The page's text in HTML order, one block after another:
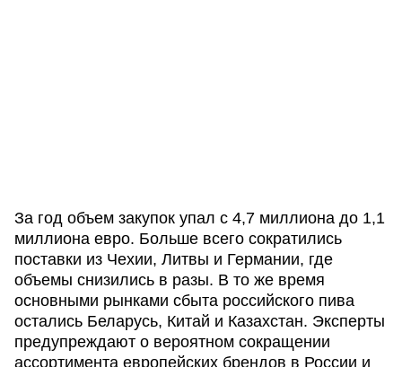
За год объем закупок упал с 4,7 миллиона до 1,1
миллиона евро. Больше всего сократились
поставки из Чехии, Литвы и Германии, где
объемы снизились в разы. В то же время
основными рынками сбыта российского пива
остались Беларусь, Китай и Казахстан. Эксперты
предупреждают о вероятном сокращении
ассортимента европейских брендов в России и